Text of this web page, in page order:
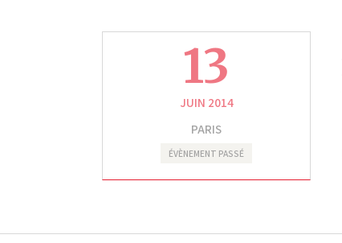
13
JUIN 2014
PARIS
ÉVÈNEMENT PASSÉ